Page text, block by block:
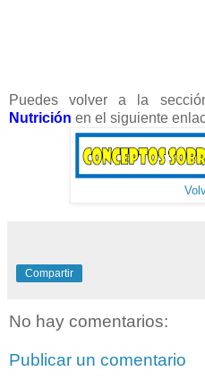
Puedes volver a la
Nutrición en el siguiente
Compartir
No hay comentarios:
Publicar un comentario